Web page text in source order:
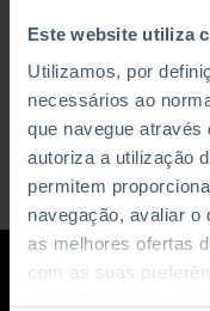
Este website utiliza
Utilizamos, por
necessários ao
que navegue através
autoriza a utilização
permitem
navegação, avaliar o
as melhores ofertas
com as suas